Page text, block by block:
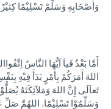
وَأَصْحَابِهِ وَسَلِّمْ تَسْلِيْمًا
أَمَّا بَعْدُ فَياَ اَيُّهَا النَّاسُ
اللهَ أَمَرَكُمْ بِأَمْرٍ بَدَأَ فِيْهِ
تَعاَلَى إِنَّ اللهَ وَمَلآئِكَتَهُ
وَسَلِّمُوْا تَسْلِيْمًا. اللهُمَّ